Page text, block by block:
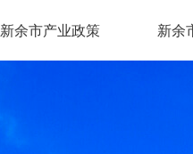
新余市产业政策 新余